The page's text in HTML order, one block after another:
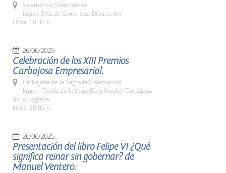
Salamanca (Salamanca)
Lugar: Sala de comarcas. Diputación
Hora: 10:30 h.
26/06/2025
Celebración de los XIII Premios
Carbajosa Empresarial.
Carbajosa de la Sagrada (Salamanca)
Lugar : Prado de la Vega (Carpihuelo). Carbajosa
de la Sagrada
Hora: 20:00 h.
26/06/2025
Presentación del libro Felipe VI ¿Qué
significa reinar sin gobernar? de
Manuel Ventero.